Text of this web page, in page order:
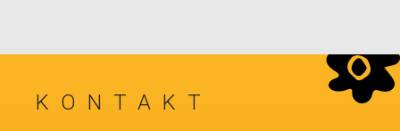
KONTAKT